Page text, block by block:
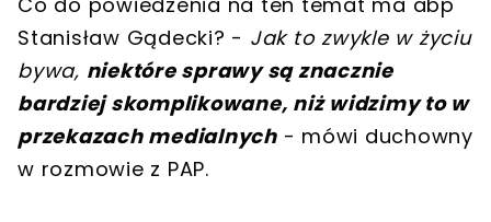
Stanisław Gądecki? - Jak to zwykle w życiu
bywa, niektóre sprawy są znacznie
bardziej skomplikowane, niż widzimy to w
przekazach medialnych- mówi duchowny
w rozmowie z PAP.